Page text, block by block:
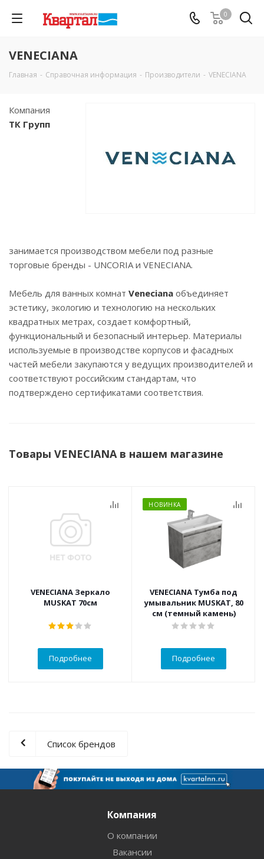
0
VENECIANA
Главная - Справочная информация - Производители - VENECIANA
Компания
ТК Групп
занимается производством мебели под разные
торговые бренды - UNCORIA и VENECIANA.
Мебель для ванных комнат Veneciana объединяет
эстетику, экологию и технологию на нескольких
квадратных метрах, создает комфортный,
функциональный и безопасный интерьер. Материалы
используемые в производстве корпусов и фасадных
частей мебели закупаются у ведущих производителей и
соответствуют российским стандартам, что
подтверждено сертификатами соответствия.
Товары VENECIANA в нашем магазине
VENECIANA Зеркало
MUSKAT 70см
Подробнее
НОВИНКА
VENECIANA Тумба под
умывальник MUSKAT, 80
см (темный камень)
Подробнее
Список брендов
Компания
О компании
Вакансии